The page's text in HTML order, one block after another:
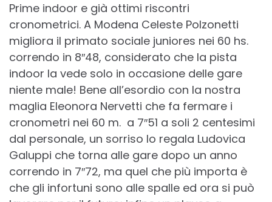
Prime indoor e già ottimi riscontri
cronometrici. A Modena Celeste Polzonetti
migliora il primato sociale juniores nei 60 hs.
correndo in 8″48, considerato che la pista
indoor la vede solo in occasione delle gare
niente male! Bene all’esordio con la nostra
maglia Eleonora Nervetti che fa fermare i
cronometri nei 60 m. a 7″51 a soli 2 centesimi
dal personale, un sorriso lo regala Ludovica
Galuppi che torna alle gare dopo un anno
correndo in 7″72, ma quel che più importa è
che gli infortuni sono alle spalle ed ora si può